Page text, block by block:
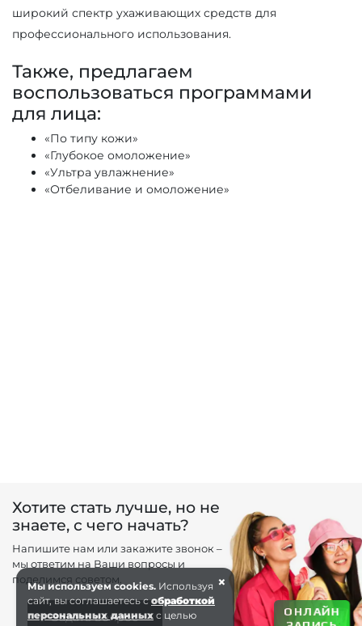
широкий спектр ухаживающих средств для
профессионального использования.
Также, предлагаем
воспользоваться программами
для лица:
«По типу кожи»
«Глубокое омоложение»
«Ультра увлажнение»
«Отбеливание и омоложение»
Хотите стать лучше, но не
знаете, с чего начать?
Напишите нам или закажите звонок –
мы ответим на Ваши вопросы и
поделимся советом.
Задать вопрос
×
Мы используем cookies. Используя
сайт, вы соглашаетесь собработкой
персональных данных с целью
ОНЛАЙН